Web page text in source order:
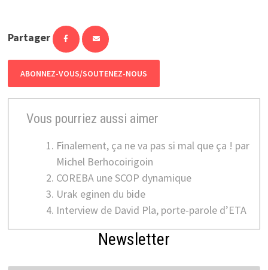
Partager
ABONNEZ-VOUS/SOUTENEZ-NOUS
Vous pourriez aussi aimer
Finalement, ça ne va pas si mal que ça ! par
Michel Berhocoirigoin
COREBA une SCOP dynamique
Urak eginen du bide
Interview de David Pla, porte-parole d’ETA
Newsletter